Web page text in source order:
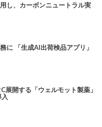
し、カーボンニュートラル実
に 「生成AI出荷検品アプリ」
展開する「ウェルモット製薬」